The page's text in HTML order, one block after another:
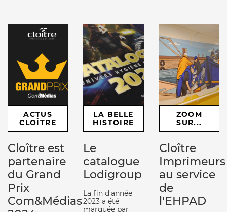
ACTUS
CLOÎTRE
Cloître est
partenaire
du Grand
Prix
Com&Médias
LA BELLE
HISTOIRE
Le
catalogue
Lodigroup
La fin d'année
2023 a été
marquée par
ZOOM
SUR...
Cloître
Imprimeurs
au service
de
l'EHPAD